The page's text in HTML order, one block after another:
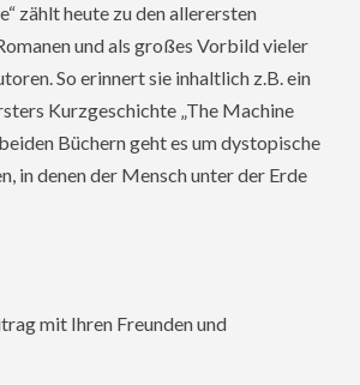
zählt heute zu den allerersten
und als großes Vorbild vieler
So erinnert sie inhaltlich z.B. ein
Kurzgeschichte „The Machine
Büchern geht es um dystopische
in denen der Mensch unter der Erde
mit Ihren Freunden und